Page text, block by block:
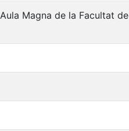
Magna de la Facultat de